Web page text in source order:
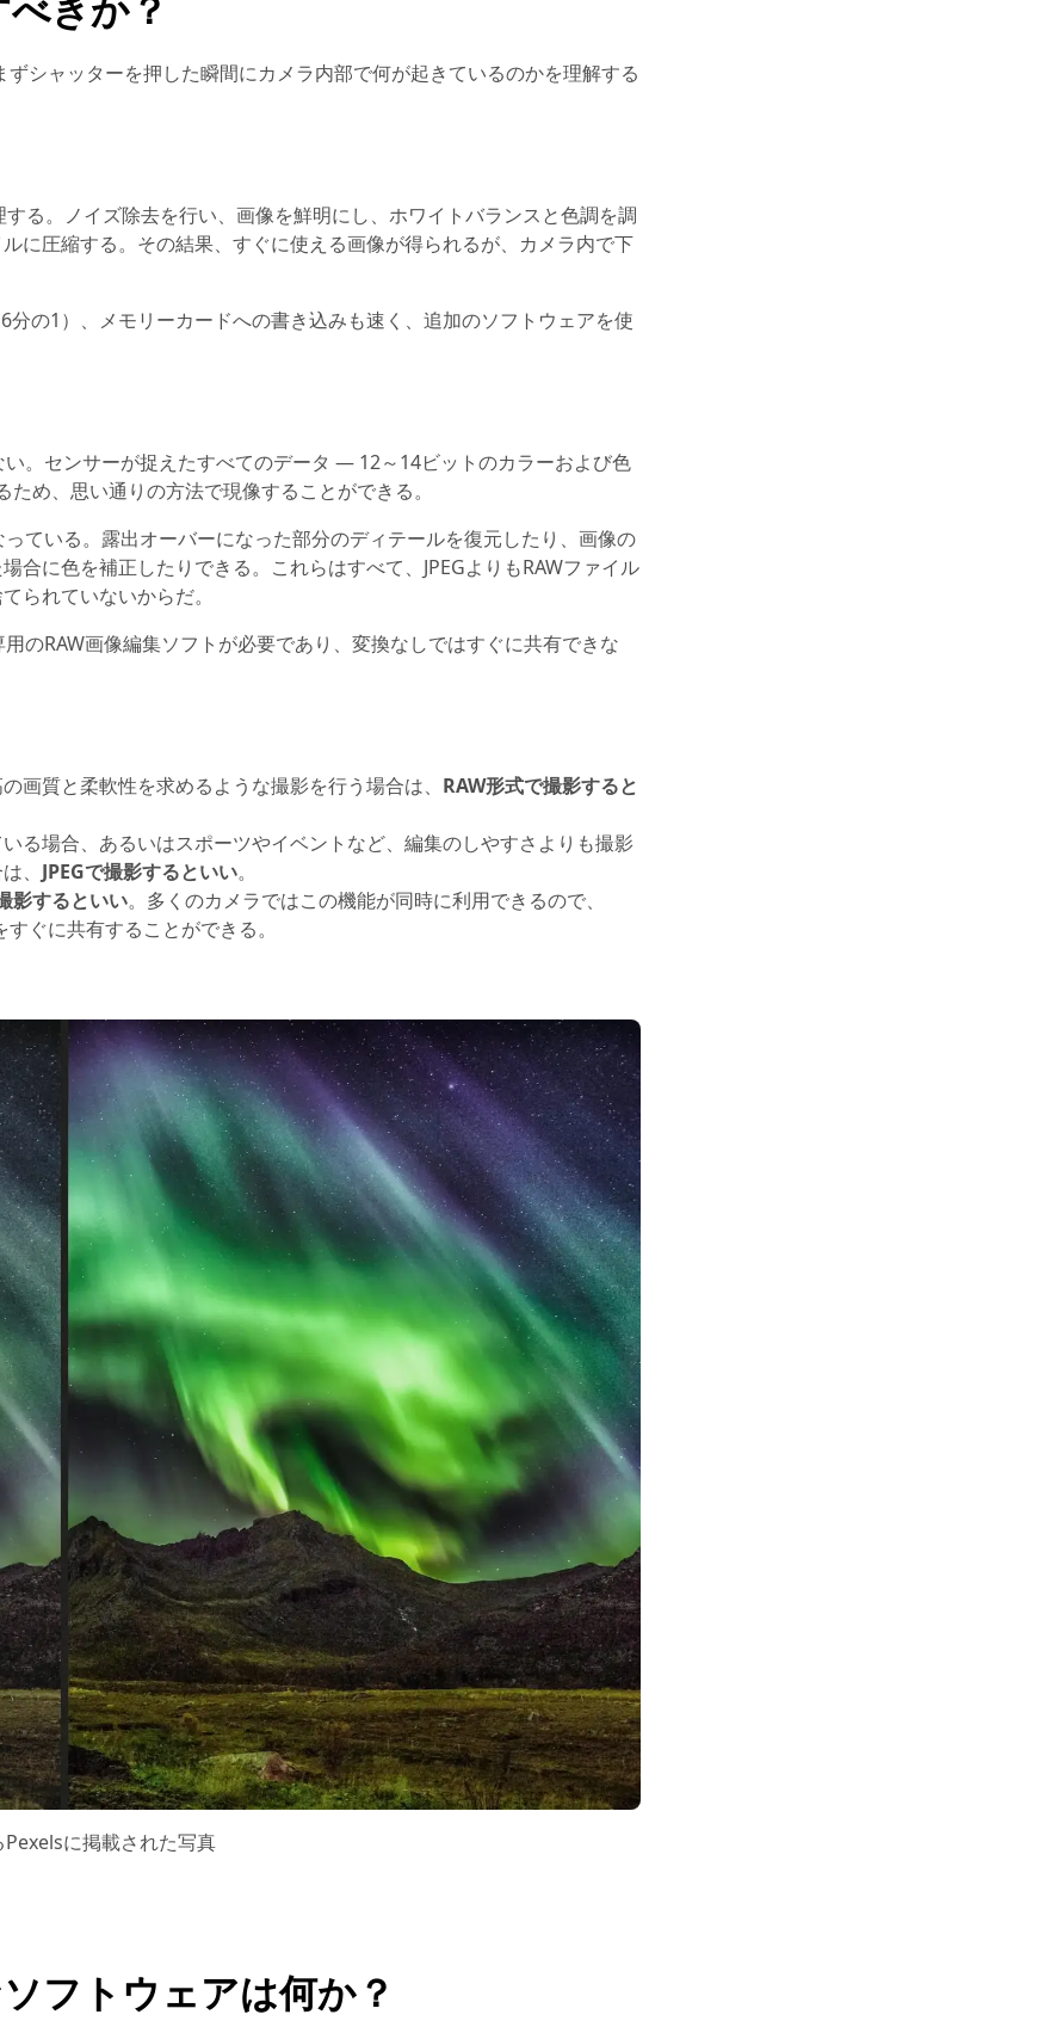
シャッターを押した瞬間にカメラ内部で何が起きているのかを理解する
る。ノイズ除去を行い、画像を鮮明にし、ホワイトバランスと色調を調
に圧縮する。その結果、すぐに使える画像が得られるが、カメラ内で下
分の1）、メモリーカードへの書き込みも速く、追加のソフトウェアを使
。センサーが捉えたすべてのデータ — 12～14ビットのカラーおよび色
め、思い通りの方法で現像することができる。
ている。露出オーバーになった部分のディテールを復元したり、画像の
合に色を補正したりできる。これらはすべて、JPEGよりもRAWファイル
られていないからだ。
のRAW画像編集ソフトが必要であり、変換なしではすぐに共有できな
画質と柔軟性を求めるような撮影を行う場合は、 RAW形式で撮影すると
る場合、あるいはスポーツやイベントなど、編集のしやすさよりも撮影
、 JPEGで撮影するといい。
影するといい。多くのカメラではこの機能が同時に利用できるので、
ぐに共有することができる。
Pexelsに掲載された写真
フトウェアは何か？